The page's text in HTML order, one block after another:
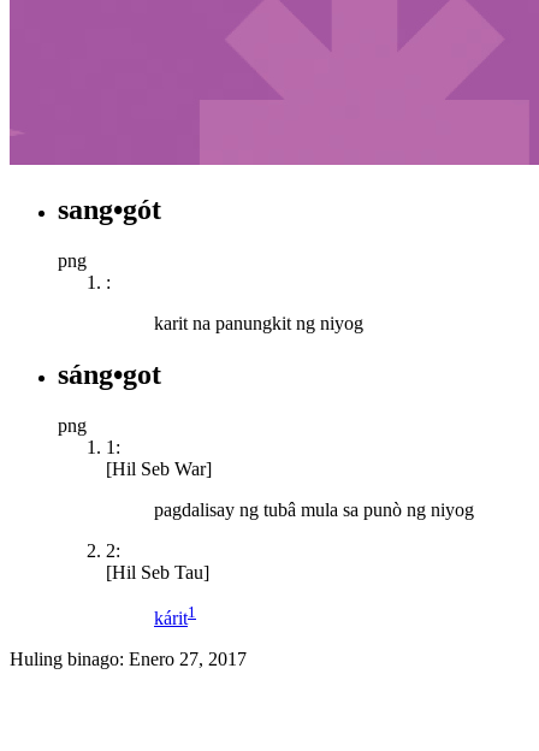
sang•gót
png
:
karit na panungkit ng niyog
sáng•got
png
1:
[Hil Seb War]
pagdalisay ng tubâ mula sa punò ng niyog
2:
[Hil Seb Tau]
kárit1
Huling binago: Enero 27, 2017